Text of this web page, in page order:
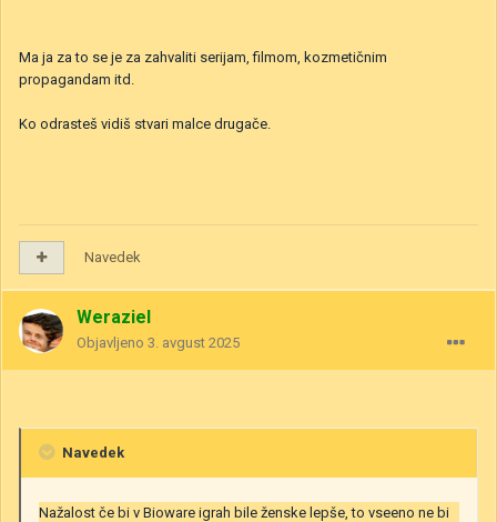
Ma ja za to se je za zahvaliti serijam, filmom, kozmetičnim
propagandam itd.
Ko odrasteš vidiš stvari malce drugače.
Navedek
Weraziel
Objavljeno 3. avgust 2025
Navedek
Nažalost če bi v Bioware igrah bile ženske lepše, to vseeno ne bi